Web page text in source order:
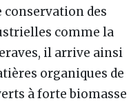
des
comme la
il arrive ainsi
organiques de
à forte biomasse